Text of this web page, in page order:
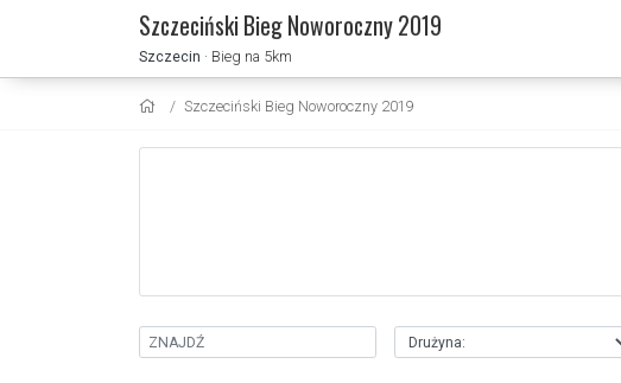
Szczeciński Bieg Noworoczny 2019
Szczecin · Bieg na 5km
Szczeciński Bieg Noworoczny 2019